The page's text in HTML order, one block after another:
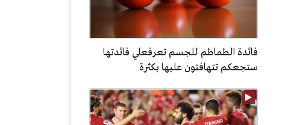
فائدة الطماطم للجسم تعرفعلي فائدتها
ستجعكم تتهافتون عليها بكثرة